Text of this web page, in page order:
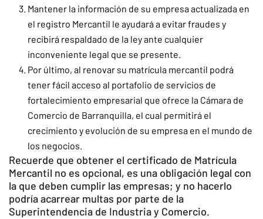
Mantener la información de su empresa actualizada en
el registro Mercantil le ayudará a evitar fraudes y
recibirá respaldado de la ley ante cualquier
inconveniente legal que se presente.
Por último, al renovar su matrícula mercantil podrá
tener fácil acceso al portafolio de servicios de
fortalecimiento empresarial que ofrece la Cámara de
Comercio de Barranquilla, el cual permitirá el
crecimiento y evolución de su empresa en el mundo de
los negocios.
Recuerde que obtener el certificado de Matrícula
Mercantil no es opcional, es una obligación legal con
la que deben cumplir las empresas; y no hacerlo
podría acarrear multas por parte de la
Superintendencia de Industria y Comercio.